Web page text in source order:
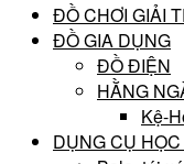
ĐỒ CHƠI GIẢI
ĐỒ GIA DỤNG
ĐỒ ĐIỆN
HẰNG
Kệ-
DỤNG CỤ HỌC